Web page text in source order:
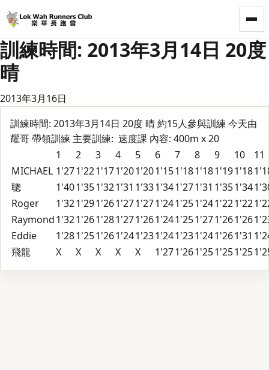
LWRC
訓練時間: 2013年3月14日 20度
晴
2013年3月16日
訓練時間: 2013年3月14日 20度 晴 約15人參與訓練 今天由
耀哥 帶領訓練 主要訓練: 速度課 內容: 400m x 20
1
2 3 4 5 6 7 8 9 10
11
MICHAEL 1'271'221'171'201'201'151'181'181'191'18
聰
1'401'351'321'31 1'331'341'271'31 1'351'34
Roger
1'321'291'261'271'271'241'251'241'221'22
Raymond1'321'261'281'271'261'241'251'271'261'26
Eddie
1'281'251'261'241'231'241'231'241'261'31
飛龍
X X X X X 1'271'261'251'251'25